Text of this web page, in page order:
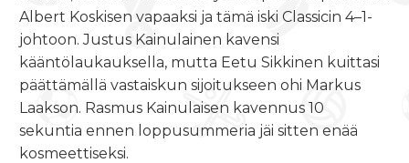
Albert Koskisen vapaaksi ja tämä iski Classicin 4–1-
johtoon. Justus Kainulainen kavensi
kääntölaukauksella, mutta Eetu Sikkinen kuittasi
päättämällä vastaiskun sijoitukseen ohi Markus
Laakson. Rasmus Kainulaisen kavennus 10
sekuntia ennen loppusummeria jäi sitten enää
kosmeettiseksi.